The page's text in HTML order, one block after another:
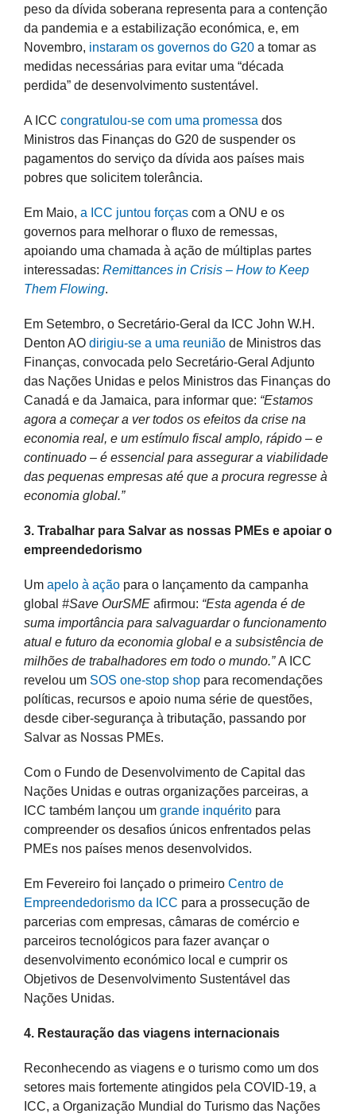
peso da dívida soberana representa para a contenção
da pandemia e a estabilização económica, e, em
Novembro, instaram os governos do G20a tomar as
medidas necessárias para evitar uma “década
perdida” de desenvolvimento sustentável.
A ICC congratulou-se com uma promessa dos
Ministros das Finanças do G20 de suspender os
pagamentos do serviço da dívida aos países mais
pobres que solicitem tolerância.
Em Maio, a ICC juntou forçascom a ONU e os
governos para melhorar o fluxo de remessas,
apoiando uma chamada à ação de múltiplas partes
interessadas: Remittances in Crisis – How to Keep
Them Flowing.
Em Setembro, o Secretário-Geral da ICC John W.H.
Denton AO dirigiu-se a uma reuniãode Ministros das
Finanças, convocada pelo Secretário-Geral Adjunto
das Nações Unidas e pelos Ministros das Finanças do
Canadá e da Jamaica, para informar que: “Estamos
agora a começar a ver todos os efeitos da crise na
economia real, e um estímulo fiscal amplo, rápido – e
continuado – é essencial para assegurar a viabilidade
das pequenas empresas até que a procura regresse à
economia global.”
3. Trabalhar para Salvar as nossas PMEs e apoiar o
empreendedorismo
Um apelo à ação para o lançamento da campanha
global #Save OurSMEafirmou: “Esta agenda é de
suma importância para salvaguardar o funcionamento
atual e futuro da economia global e a subsistência de
milhões de trabalhadores em todo o mundo.”A ICC
revelou um SOS one-stop shoppara recomendações
políticas, recursos e apoio numa série de questões,
desde ciber-segurança à tributação, passando por
Salvar as Nossas PMEs.
Com o Fundo de Desenvolvimento de Capital das
Nações Unidas e outras organizações parceiras, a
ICC também lançou umgrande inquéritopara
compreender os desafios únicos enfrentados pelas
PMEs nos países menos desenvolvidos.
Em Fevereiro foi lançado o primeiro Centro de
Empreendedorismo da ICC para a prossecução de
parcerias com empresas, câmaras de comércio e
parceiros tecnológicos para fazer avançar o
desenvolvimento económico local e cumprir os
Objetivos de Desenvolvimento Sustentável das
Nações Unidas.
4. Restauração das viagens internacionais
Reconhecendo as viagens e o turismo como um dos
setores mais fortemente atingidos pela COVID-19, a
ICC, a Organização Mundial do Turismo das Nações